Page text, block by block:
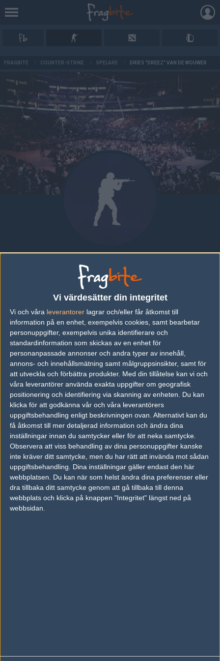
Vi värdesätter din integritet
Vi och våra leverantorer lagrar och/eller får åtkomst till
information på en enhet, exempelvis cookies, samt bearbetar
personuppgifter, exempelvis unika identifierare och
standardinformation som skickas av en enhet för
personanpassade annonser och andra typer av innehåll,
annons- och innehållsmätning samt målgruppsinsikter, samt för
att utveckla och förbättra produkter. Med din tillåtelse kan vi och
våra leverantörer använda exakta uppgifter om geografisk
positionering och identifiering via skanning av enheten. Du kan
klicka för att godkänna vår och våra leverantörers
uppgiftsbehandling enligt beskrivningen ovan. Alternativt kan du
få åtkomst till mer detaljerad information och ändra dina
inställningar innan du samtycker eller för att neka samtycke.
Observera att viss behandling av dina personuppgifter kanske
inte kräver ditt samtycke, men du har rätt att invända mot sådan
uppgiftsbehandling. Dina inställningar gäller endast den här
webbplatsen. Du kan när som helst ändra dina preferenser eller
dra tillbaka ditt samtycke genom att gå tillbaka till denna
webbplats och klicka på knappen "Integritet" längst ned på
webbsidan.
FRAGBITE COUNTER-STRIKE SPELARE DRIES "DREEZ" VAN DE WOUWER
Dries "dreez" Van de Wouwer
BELGIUM | SPELAR FÖRWIZARDS CLUB
Bio Matcher
Bio
Dries "dreez" Van de Wouwer är en Counter-Strike: Global
Offensive-spelare från Belgium, som för närvarande spelar i
Wizards Club.
Senaste matcherna
Inga spelade matcher
Följ oss i social media
Följ oss på Facebook
Följ oss på Twitter
Följ oss på Instagram
Följ oss på Twitch